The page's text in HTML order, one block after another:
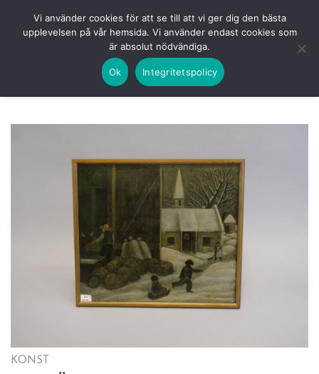
KOMMANDE LOGGA IN
KONST
Vi använder cookies för att se till att vi ger dig den bästa
upplevelsen på vår hemsida. Vi använder endast cookies som
är absolut nödvändiga.
Ok Integritetspolicy